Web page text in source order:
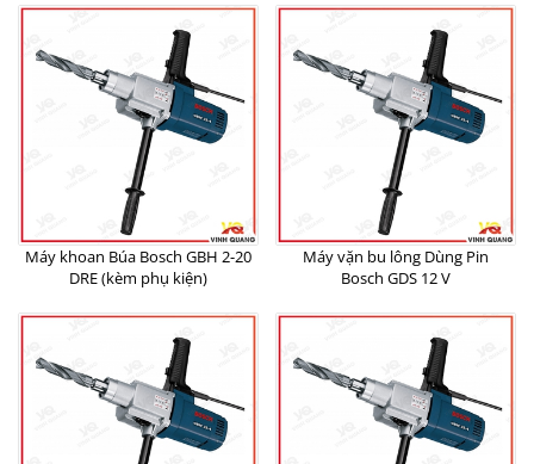
Máy khoan Búa Bosch GBH 2-20
DRE (kèm phụ kiện)
Máy vặn bu lông Dùng Pin
Bosch GDS 12 V